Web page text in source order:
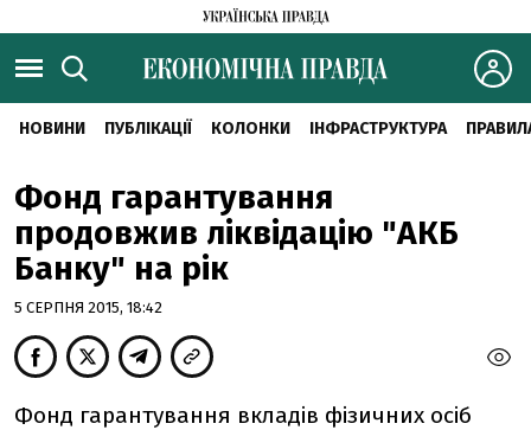
НОВИНИ ПУБЛІКАЦІЇ КОЛОНКИ ІНФРАСТРУКТУРА
Фонд гарантування
продовжив ліквідацію "АКБ
Банку" на рік
5 СЕРПНЯ 2015, 18:42
Фонд гарантування вкладів фізичних осіб